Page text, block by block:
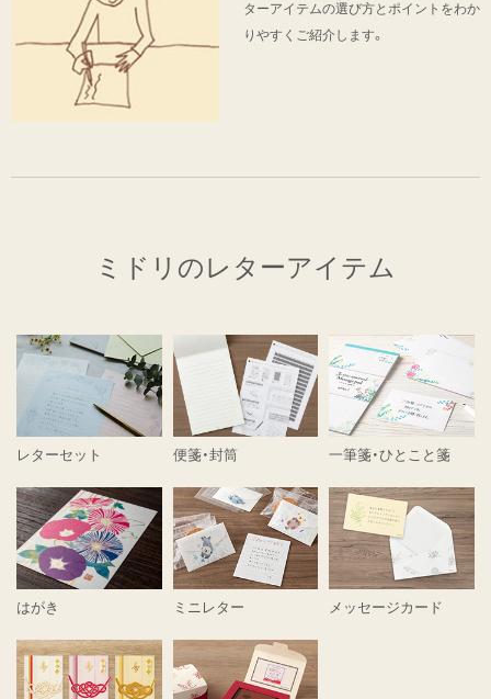
ターアイテムの選び方とポイントをわか
りやすくご紹介します。
ミドリのレターアイテム
レターセット 便箋・封筒 一筆箋・ひとこと箋
はがき ミニレター メッセージカード